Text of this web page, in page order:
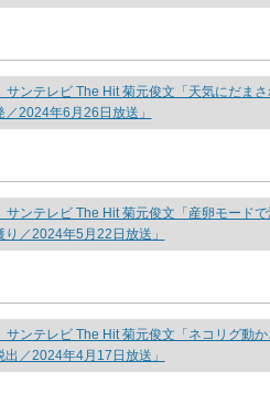
サンテレビ The Hit 菊元俊文「天気にだま
2024年6月26日放送」
サンテレビ The Hit 菊元俊文「産卵モード
／2024年5月22日放送」
サンテレビ The Hit 菊元俊文「ネコリグ動
／2024年4月17日放送」